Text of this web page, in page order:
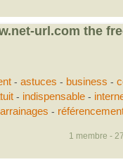
url.com the
- astuces - business -
- indispensable-
-
1 membre -